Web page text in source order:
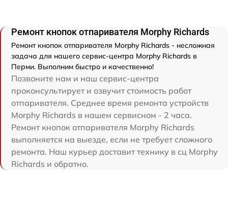
Ремонт кнопок отпаривателя Morphy Richards
Ремонт кнопок отпаривателя Morphy Richards - несложная
задача для нашего сервис-центра Morphy Richards в
Перми. Выполним быстро и качественно!
Позвоните нам и наш сервис-центра
проконсультирует и озвучит стоимость работ
отпаривателя. Среднее время ремонта устройств
Morphy Richards в нашем сервисном - 2 часа.
Ремонт кнопок отпаривателя Morphy Richards
выполняется на выезде, если не требует сложного
ремонта. Наш курьер доставит технику в сц Morphy
Richards и обратно.